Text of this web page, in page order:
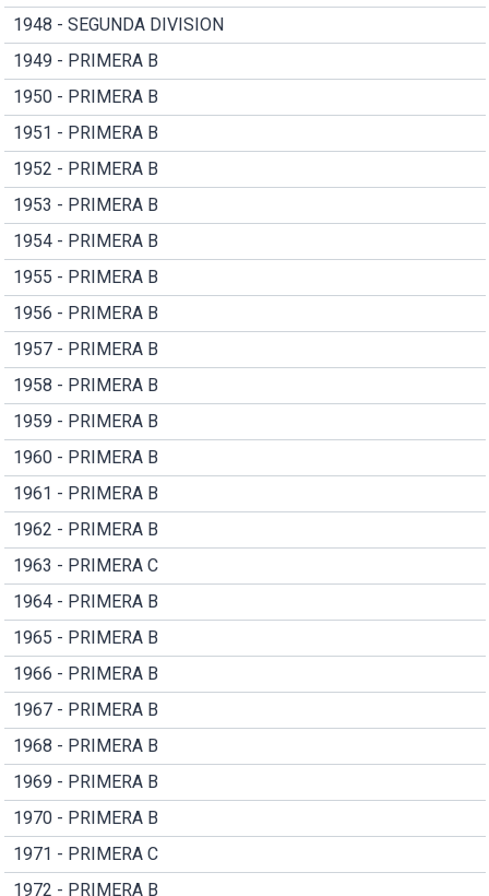
1948 - SEGUNDA DIVISION
1949 - PRIMERA B
1950 - PRIMERA B
1951 - PRIMERA B
1952 - PRIMERA B
1953 - PRIMERA B
1954 - PRIMERA B
1955 - PRIMERA B
1956 - PRIMERA B
1957 - PRIMERA B
1958 - PRIMERA B
1959 - PRIMERA B
1960 - PRIMERA B
1961 - PRIMERA B
1962 - PRIMERA B
1963 - PRIMERA C
1964 - PRIMERA B
1965 - PRIMERA B
1966 - PRIMERA B
1967 - PRIMERA B
1968 - PRIMERA B
1969 - PRIMERA B
1970 - PRIMERA B
1971 - PRIMERA C
1972 - PRIMERA B